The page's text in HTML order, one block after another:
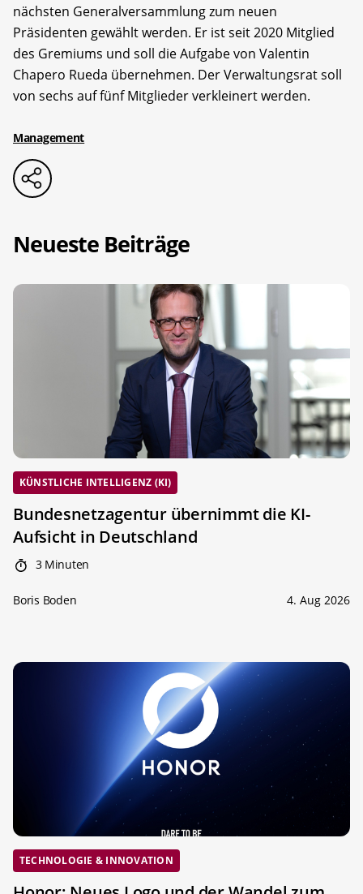
nächsten Generalversammlung zum neuen
Präsidenten gewählt werden. Er ist seit 2020 Mitglied
des Gremiums und soll die Aufgabe von Valentin
Chapero Rueda übernehmen. Der Verwaltungsrat soll
von sechs auf fünf Mitglieder verkleinert werden.
Management
Neueste Beiträge
KÜNSTLICHE INTELLIGENZ (KI)
Bundesnetzagentur übernimmt die KI-
Aufsicht in Deutschland
3 Minuten
Boris Boden 4. Aug 2026
TECHNOLOGIE & INNOVATION